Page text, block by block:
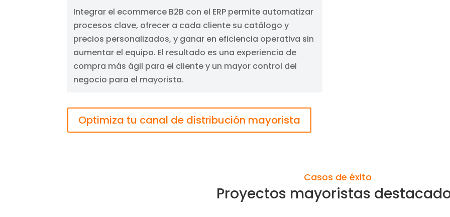
Integrar el ecommerce B2B con el ERP permite automatizar
procesos clave, ofrecer a cada cliente su catálogo y
precios personalizados, y ganar en eficiencia operativa sin
aumentar el equipo. El resultado es una experiencia de
compra más ágil para el cliente y un mayor control del
negocio para el mayorista.
Optimiza tu canal de distribución mayorista
Casos de éxito
Proyectos mayoristas